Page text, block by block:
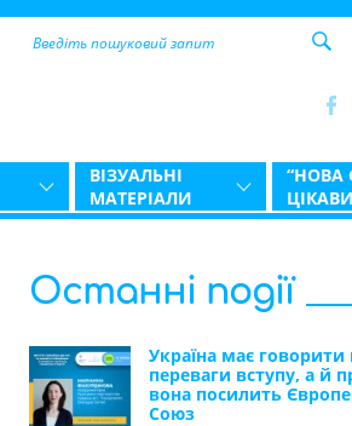
ВІЗУАЛЬНІ
МАТЕРІАЛИ
“НОВА
Останні події
Україна має
переваги вступу, а й
вона посилить
Союз